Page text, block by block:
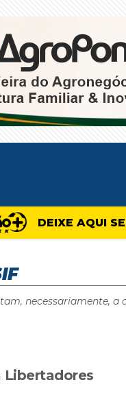
DEIXE AQUI
necessariamente,
Libertadores